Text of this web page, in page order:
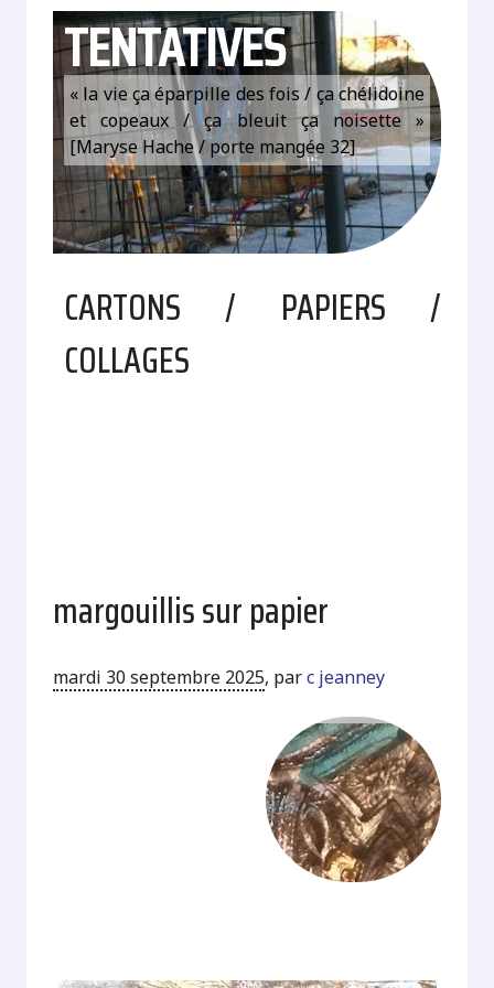
TENTATIVES
« la vie ça éparpille des fois / ça chélidoine
et copeaux / ça bleuit ça noisette »
[Maryse Hache / porte mangée 32]
CARTONS / PAPIERS /
COLLAGES
margouillis sur papier
mardi 30 septembre 2025, parc jeanney